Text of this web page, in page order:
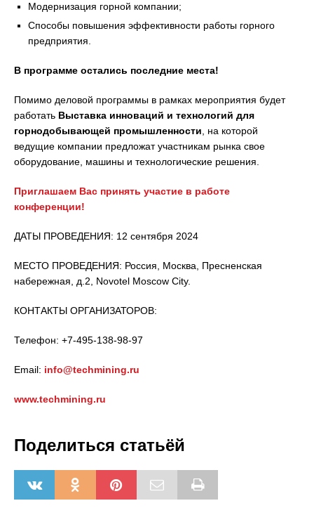
Модернизация горной компании;
Способы повышения эффективности работы горного
предприятия.
В программе остались последние места!
Помимо деловой программы в рамках мероприятия будет
работать Выставка инноваций и технологий для
горнодобывающей промышленности, на которой
ведущие компании предложат участникам рынка свое
оборудование, машины и технологические решения.
Приглашаем Вас принять участие в работе
конференции!
ДАТЫ ПРОВЕДЕНИЯ: 12 сентября 2024
МЕСТО ПРОВЕДЕНИЯ: Россия, Москва, Пресненская
набережная, д.2, Novotel Moscow City.
КОНТАКТЫ ОРГАНИЗАТОРОВ:
Телефон: +7-495-138-98-97
Email: info@techmining.ru
www.techmining.ru
Поделиться статьёй